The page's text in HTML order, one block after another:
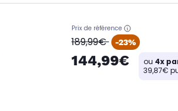
Prix de référence
oldPrice
189,99€ -23%
144,99€ ou 4x
39,87€